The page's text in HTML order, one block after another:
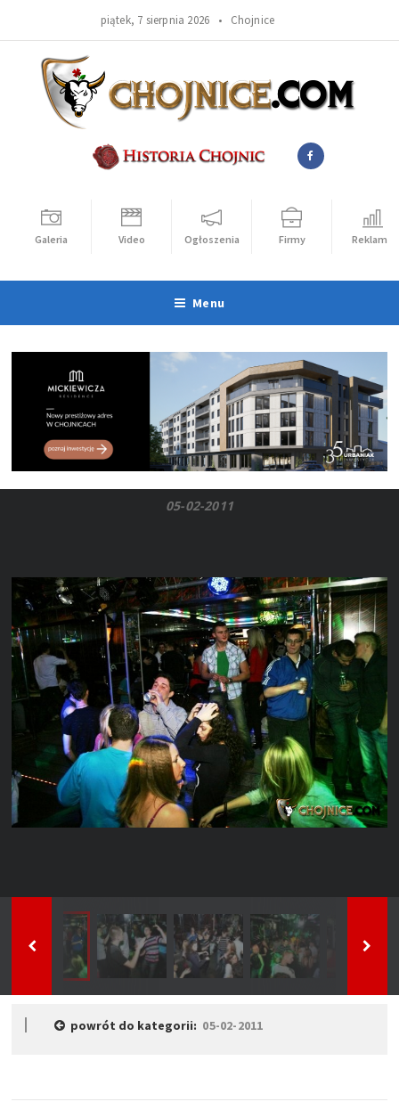
piątek, 7 sierpnia 2026 • Chojnice
Galeria Video Ogłoszenia Firmy Reklama
Menu
05-02-2011
powrót do kategorii: 05-02-2011